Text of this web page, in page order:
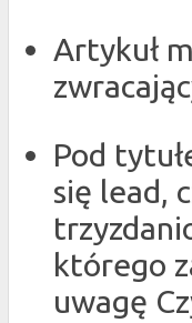
Artykuł
Pod
się lead,
którego
uwagę